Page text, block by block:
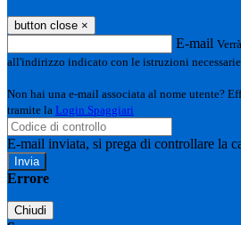
button close ×
E-mail
all'indirizzo indicato con le istruzioni
Non hai una e-mail associata al nome utente?
tramite la Login Spaggiari
E-mail inviata, si prega di controllare la
Errore
Chiudi